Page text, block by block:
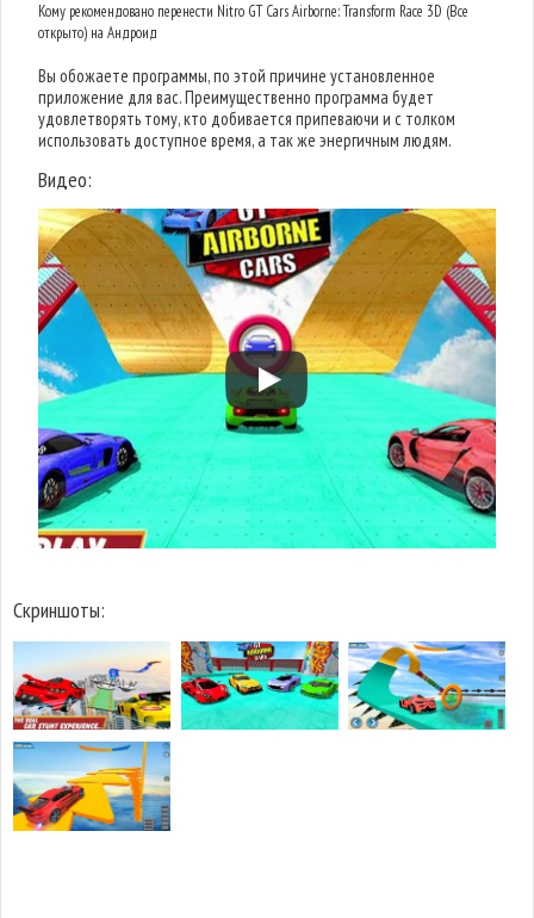
Кому рекомендовано перенести Nitro GT Cars Airborne: Transform Race 3D (Все
открыто) на Андроид
Вы обожаете программы, по этой причине установленное
приложение для вас. Преимущественно программа будет
удовлетворять тому, кто добивается припеваючи и с толком
использовать доступное время, а так же энергичным людям.
Видео:
Скриншоты: